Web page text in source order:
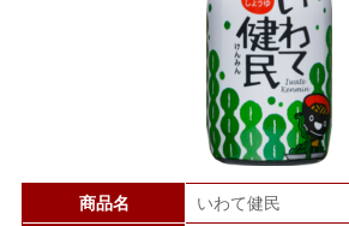
商品名
いわて健民